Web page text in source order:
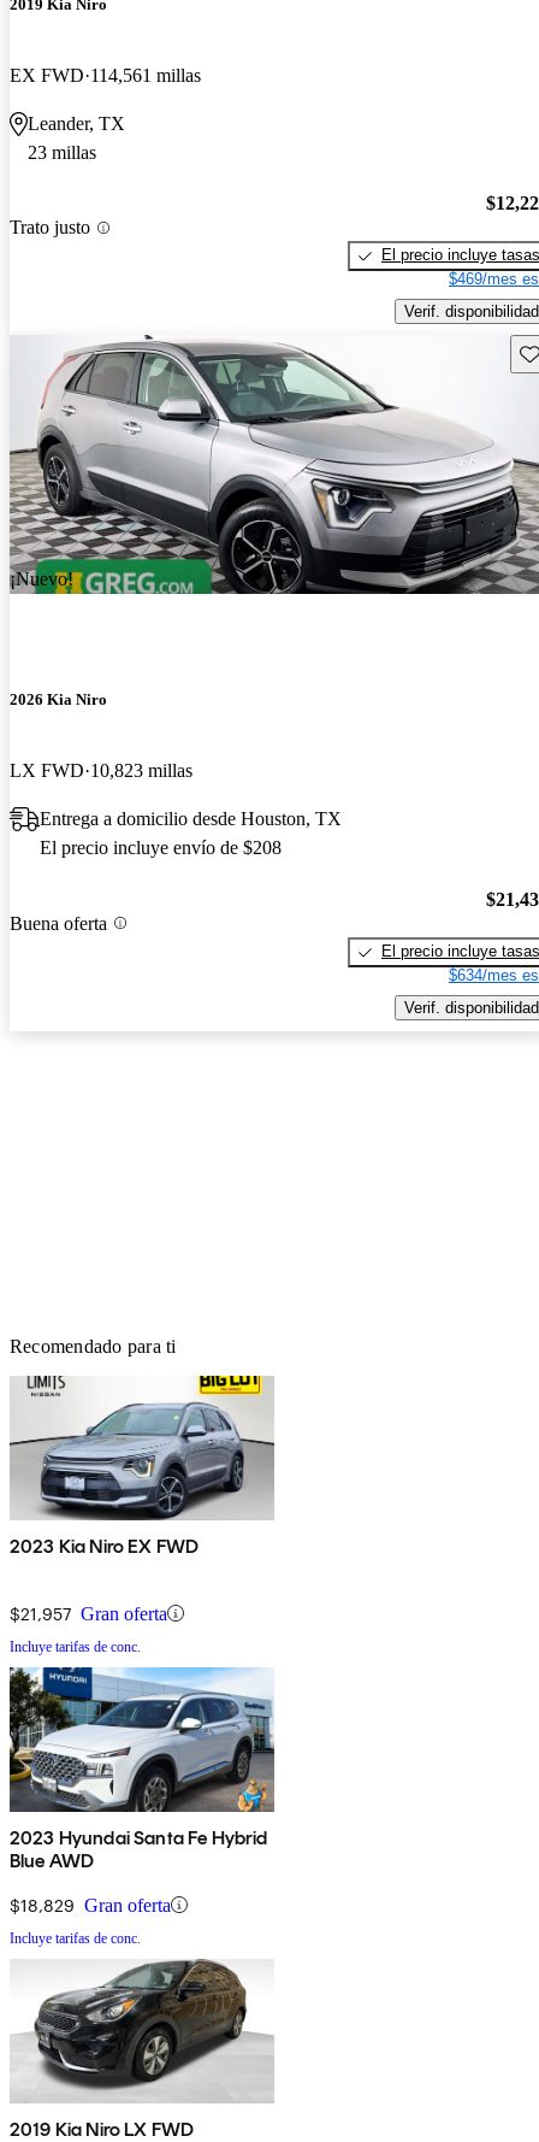
2019 Kia Niro
EX FWD 114,561 millas
Leander, TX
23 millas
Trato justo
El precio incluye tasas
$469/mes
Verif. disponibilidad
¡Nuevo!
2026 Kia Niro
LX FWD 10,823 millas
Entrega a domicilio desde Houston, TX
El precio incluye envío de $208
Buena oferta
El precio incluye tasas
$634/mes
Verif. disponibilidad
Recomendado para ti
2023 Kia Niro EX FWD
$21,957 Gran oferta
Incluye tarifas de conc.
2023 Hyundai Santa Fe Hybrid
Blue AWD
$18,829 Gran oferta
Incluye tarifas de conc.
2019 Kia Niro LX FWD